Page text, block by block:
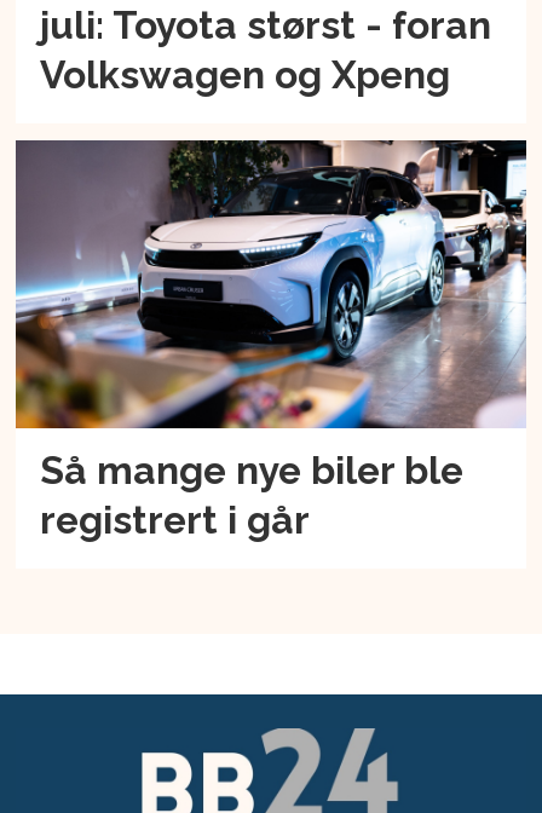
juli: Toyota størst - foran
Volkswagen og Xpeng
Så mange nye biler ble
registrert i går